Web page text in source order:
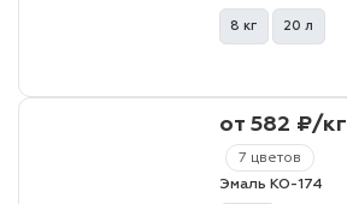
8 кг 20 л
7 цветов
от 582 ₽/кг
Эмаль КО-174